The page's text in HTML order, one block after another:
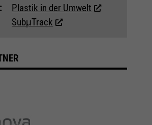
Plastik in der Umwelt
SubμTrack